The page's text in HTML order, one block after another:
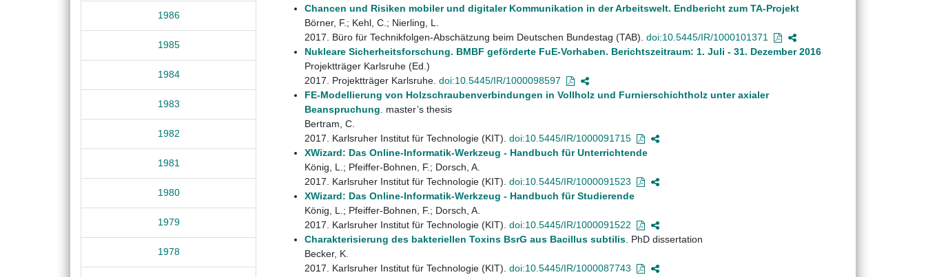
1986
1985
1984
1983
1982
1981
1980
1979
1978
Chancen und Risiken mobiler und digitaler Kommunikation in der Arbeitswelt. Endbericht zum TA-Projekt
Börner, F.; Kehl, C.; Nierling, L.
2017. Büro für Technikfolgen-Abschätzung beim Deutschen Bundestag (TAB). doi:10.5445/IR/1000101371
Nukleare Sicherheitsforschung. BMBF geförderte FuE-Vorhaben. Berichtszeitraum: 1. Juli - 31. Dezember 2016
Projektträger Karlsruhe (Ed.)
2017. Projektträger Karlsruhe. doi:10.5445/IR/1000098597
FE-Modellierung von Holzschraubenverbindungen in Vollholz und Furnierschichtholz unter axialer
Beanspruchung . master’s thesis
Bertram, C.
2017. Karlsruher Institut für Technologie (KIT). doi:10.5445/IR/1000091715
XWizard: Das Online-Informatik-Werkzeug - Handbuch für Unterrichtende
König, L.; Pfeiffer-Bohnen, F.; Dorsch, A.
2017. Karlsruher Institut für Technologie (KIT). doi:10.5445/IR/1000091523
XWizard: Das Online-Informatik-Werkzeug - Handbuch für Studierende
König, L.; Pfeiffer-Bohnen, F.; Dorsch, A.
2017. Karlsruher Institut für Technologie (KIT). doi:10.5445/IR/1000091522
Charakterisierung des bakteriellen Toxins BsrG aus Bacillus subtilis . PhD dissertation
Becker, K.
2017. Karlsruher Institut für Technologie (KIT). doi:10.5445/IR/1000087743